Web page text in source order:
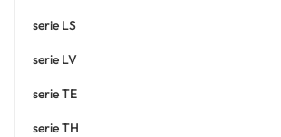
serie LS
serie LV
serie TE
serie TH